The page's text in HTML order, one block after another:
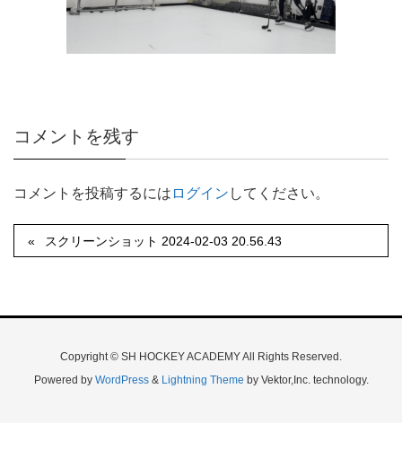
コメントを残す
コメントを投稿するには ログイン してください。
スクリーンショット 2024-02-03 20.56.43
Copyright © SH HOCKEY ACADEMY All Rights Reserved.
Powered by WordPress& Lightning Theme by Vektor,Inc. technology.